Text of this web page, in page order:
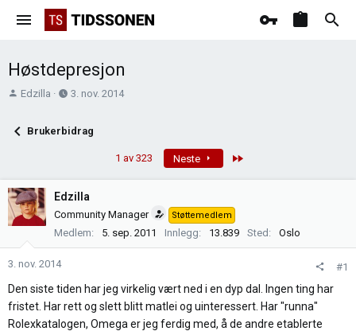
Høstdepresjon
T
å
a
r
Edzilla
O
p
e
t
3. nov. 2014
Brukerbidrag
1 av 323 Neste
Edzilla
Community Manager Støttemedlem
Medlem 5. sep. 2011 Innlegg 13.839 Sted Oslo
3. nov. 2014 #1
Den siste tiden har jeg virkelig vært ned i en dyp dal. Ingen ting har
fristet. Har rett og slett blitt matlei og uinteressert. Har "runna"
Rolexkatalogen, Omega er jeg ferdig med, å de andre etablerte